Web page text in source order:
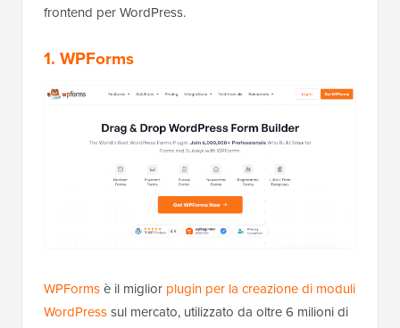
frontend per WordPress.
1. WPForms
WPFormsè il miglior plugin per la creazione di moduli
WordPresssul mercato, utilizzato da oltre 6 milioni di